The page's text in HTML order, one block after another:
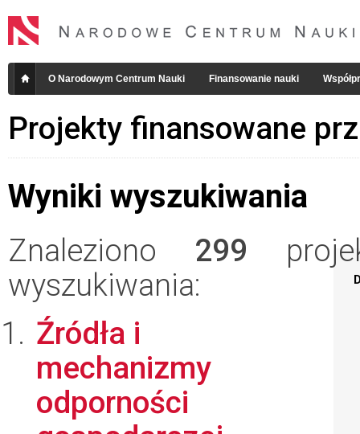
O Narodowym Centrum Nauki Finansowanie nauki
Projekty finansowane
Wyniki wyszukiwania
Znaleziono 299
wyszukiwania:
Źródła i
mechanizmy
odporności